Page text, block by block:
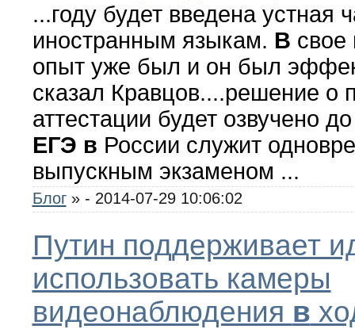
...году будет введена устная
иностранным языкам. В свое
опыт уже был и он был
сказал Кравцов....решение о
аттестации будет озвучено
ЕГЭ в России служит
выпускным экзаменом ...
Блог » - 2014-07-29 10:06:02
Путин поддерживает
использовать камеры
видеонаблюдения в